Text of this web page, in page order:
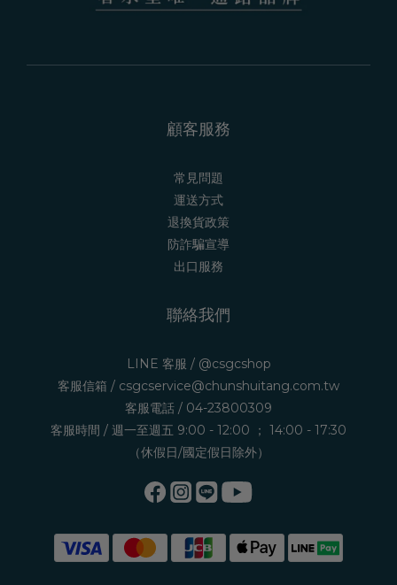
顧客服務
常見問題
運送方式
退換貨政策
防詐騙宣導
出口服務
聯絡我們
LINE 客服 / @csgcshop
客服信箱 / csgcservice@chunshuitang.com.tw
客服電話 / 04-23800309
客服時間 / 週一至週五 9:00 - 12:00 ； 14:00 - 17:30
（休假日/國定假日除外）